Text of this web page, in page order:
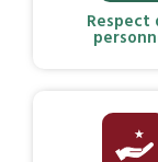
Respect